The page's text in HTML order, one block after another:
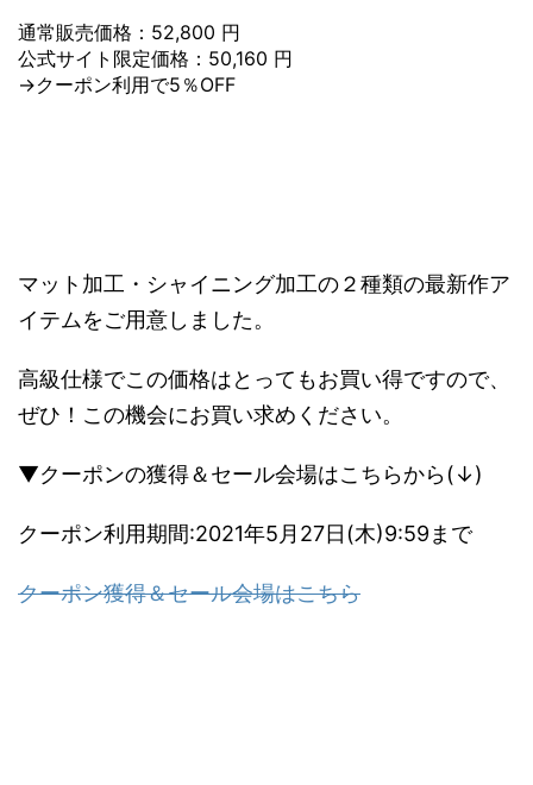
通常販売価格：52,800 円
公式サイト限定価格：50,160 円
→クーポン利用で5％OFF
マット加工・シャイニング加工の２種類の最新作ア
イテムをご用意しました。
高級仕様でこの価格はとってもお買い得ですので、
ぜひ！この機会にお買い求めください。
▼クーポンの獲得＆セール会場はこちらから(↓)
クーポン利用期間:2021年5月27日(木)9:59まで
クーポン獲得＆セール会場はこちら